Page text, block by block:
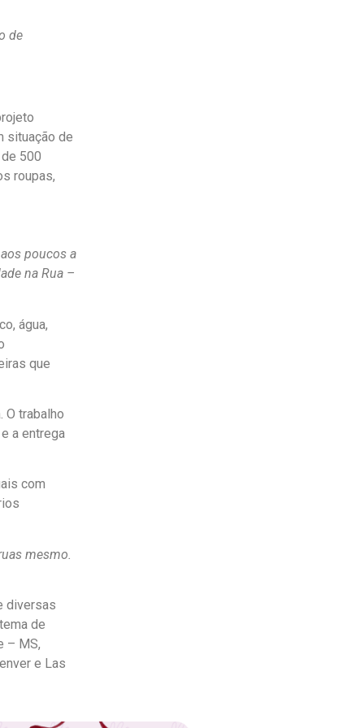
de
situação de
500
roupas,
poucos a
na Rua –
água,
que
O trabalho
a entrega
com
mesmo.
diversas
de
– MS,
e Las